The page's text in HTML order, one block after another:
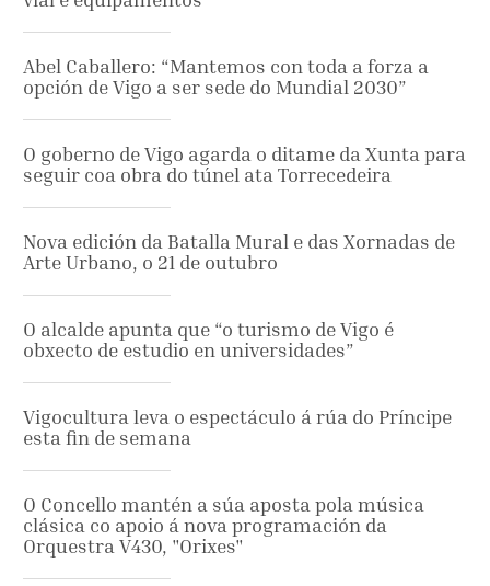
Abel Caballero: “Mantemos con toda a forza a
opción de Vigo a ser sede do Mundial 2030”
O goberno de Vigo agarda o ditame da Xunta para
seguir coa obra do túnel ata Torrecedeira
Nova edición da Batalla Mural e das Xornadas de
Arte Urbano, o 21 de outubro
O alcalde apunta que “o turismo de Vigo é
obxecto de estudio en universidades”
Vigocultura leva o espectáculo á rúa do Príncipe
esta fin de semana
O Concello mantén a súa aposta pola música
clásica co apoio á nova programación da
Orquestra V430, "Orixes"